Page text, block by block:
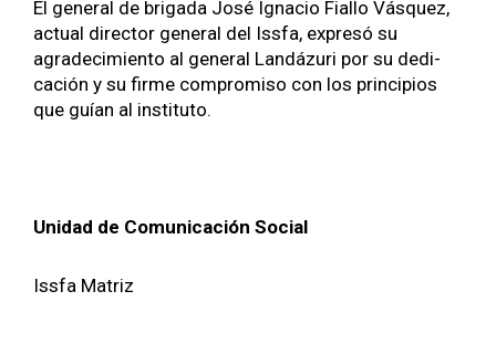
El gen­er­al de briga­da José Igna­cio Fial­lo Vásquez,
actu­al direc­tor gen­er­al del Iss­fa, expresó su
agradec­imien­to al gen­er­al Landázuri por su ded­i­
cación y su firme com­pro­miso con los prin­ci­p­ios
que guían al insti­tu­to.
Unidad de Comu­ni­cación Social
Iss­fa Matriz